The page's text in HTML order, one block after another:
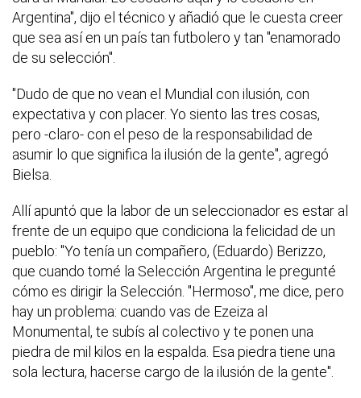
Argentina", dijo el técnico y añadió que le cuesta creer
que sea así en un país tan futbolero y tan "enamorado
de su selección".
"Dudo de que no vean el Mundial con ilusión, con
expectativa y con placer. Yo siento las tres cosas,
pero -claro- con el peso de la responsabilidad de
asumir lo que significa la ilusión de la gente", agregó
Bielsa.
Allí apuntó que la labor de un seleccionador es estar al
frente de un equipo que condiciona la felicidad de un
pueblo: "Yo tenía un compañero, (Eduardo) Berizzo,
que cuando tomé la Selección Argentina le pregunté
cómo es dirigir la Selección. "Hermoso", me dice, pero
hay un problema: cuando vas de Ezeiza al
Monumental, te subís al colectivo y te ponen una
piedra de mil kilos en la espalda. Esa piedra tiene una
sola lectura, hacerse cargo de la ilusión de la gente".